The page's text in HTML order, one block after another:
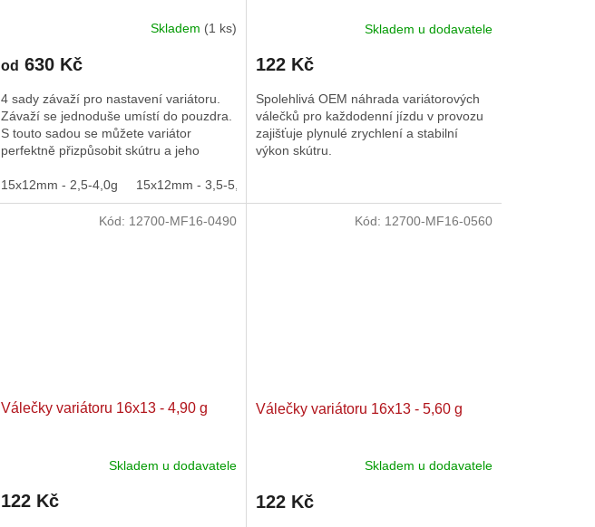
Skladem (1 ks)
od 630 Kč
4 sady závaží pro nastavení variátoru.
Závaží se jednoduše umístí do pouzdra.
S touto sadou se můžete variátor
perfektně přizpůsobit skútru a jeho
15x12mm - 2,5-4,0g
15x12mm - 3,5-5,0g
Skladem u dodavatele
122 Kč
Spolehlivá OEM náhrada variátorových
válečků pro každodenní jízdu v provozu
zajišťuje plynulé zrychlení a stabilní
výkon skútru.
Válečky variátoru 16x13 - 4,90 g
Skladem u dodavatele
122 Kč
Kód: 12700-MF16-0490
Válečky variátoru 16x13 - 5,60 g
Skladem u dodavatele
122 Kč
Kód: 12700-MF16-0560